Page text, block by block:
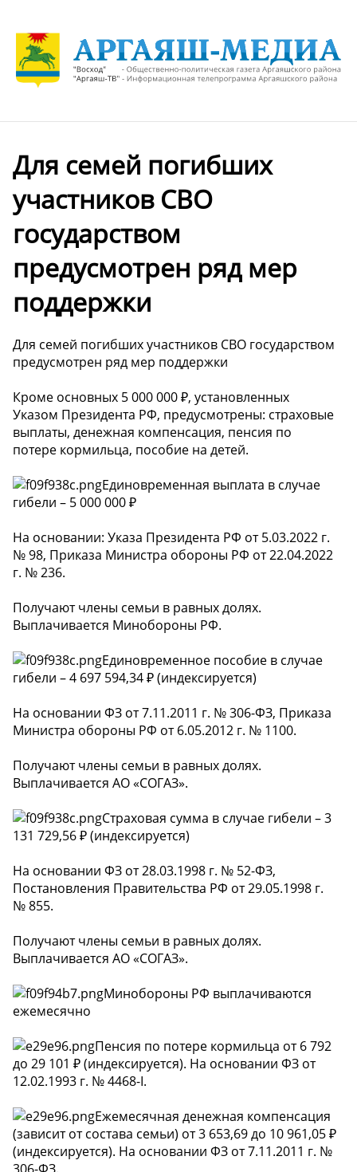
Для семей погибших
участников СВО
государством
предусмотрен ряд мер
поддержки
Для семей погибших участников СВО государством
предусмотрен ряд мер поддержки
Кроме основных 5 000 000 ₽, установленных
Указом Президента РФ, предусмотрены: страховые
выплаты, денежная компенсация, пенсия по
потере кормильца, пособие на детей.
Единовременная выплата в случае
гибели – 5 000 000 ₽
На основании: Указа Президента РФ от 5.03.2022 г.
№ 98, Приказа Министра обороны РФ от 22.04.2022
г. № 236.
Получают члены семьи в равных долях.
Выплачивается Минобороны РФ.
Единовременное пособие в случае
гибели – 4 697 594,34 ₽ (индексируется)
На основании ФЗ от 7.11.2011 г. № 306-ФЗ, Приказа
Министра обороны РФ от 6.05.2012 г. № 1100.
Получают члены семьи в равных долях.
Выплачивается АО «СОГАЗ».
Страховая сумма в случае гибели – 3
131 729,56 ₽ (индексируется)
На основании ФЗ от 28.03.1998 г. № 52-ФЗ,
Постановления Правительства РФ от 29.05.1998 г.
№ 855.
Получают члены семьи в равных долях.
Выплачивается АО «СОГАЗ».
Минобороны РФ выплачиваются
ежемесячно
Пенсия по потере кормильца от 6 792
до 29 101 ₽ (индексируется). На основании ФЗ от
12.02.1993 г. № 4468-I.
Ежемесячная денежная компенсация
(зависит от состава семьи) от 3 653,69 до 10 961,05 ₽
(индексируется). На основании ФЗ от 7.11.2011 г. №